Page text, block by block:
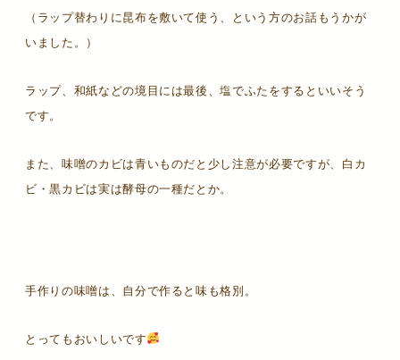
（ラップ替わりに昆布を敷いて使う、という方のお話もうかが
いました。）
ラップ、和紙などの境目には最後、塩でふたをするといいそう
です。
また、味噌のカビは青いものだと少し注意が必要ですが、白カ
ビ・黒カビは実は酵母の一種だとか。
手作りの味噌は、自分で作ると味も格別。
とってもおいしいです